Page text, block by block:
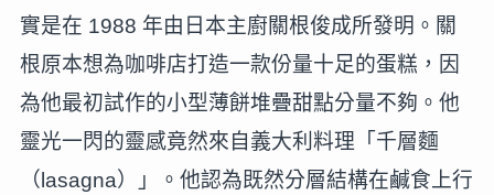
實是在 1988 年由日本主廚關根俊成所發明。關
根原本想為咖啡店打造一款份量十足的蛋糕，因
為他最初試作的小型薄餅堆疊甜點分量不夠。他
靈光一閃的靈感竟然來自義大利料理「千層麵
（lasagna）」。他認為既然分層結構在鹹食上行